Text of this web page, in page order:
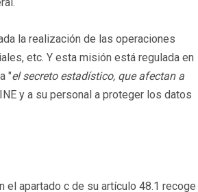
la realización de las operaciones
etc. Y esta misión está regulada en
"el secreto estadístico, que afectan a
y a su personal a proteger los datos
el apartado c de su artículo 48.1 recoge